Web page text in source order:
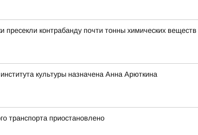
контрабанду почти тонны химических веществ
культуры назначена Анна Арюткина
транспорта приостановлено